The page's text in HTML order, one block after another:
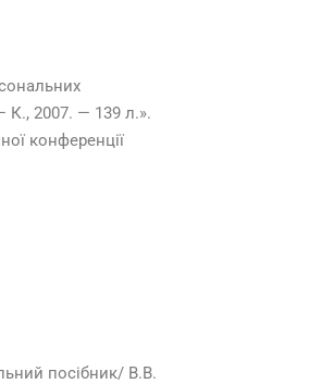
К., 2007. — 139 л.».
конференції
посібник/ В.В.